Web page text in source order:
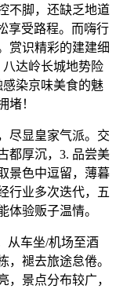
不脚，还缺乏地道
享受路程。而嗨行
赏识精彩的建建细
达岭长城地势险
染京味美食的魅
堵！
显皇家气派。交
都厚沉，3. 品尝美
景色中逗留，薄暮
行业多次迭代，五
体验贩子温情。
车坐/机场至酒
，褪去旅途怠倦。
，景点分布较广，